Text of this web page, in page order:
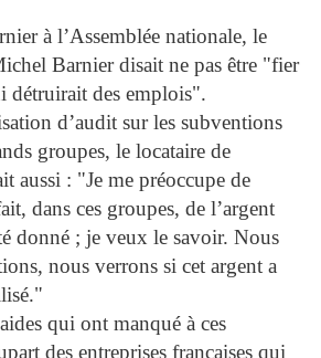
à l’Assemblée nationale, le
Barnier disait ne pas être "fier
détruirait des emplois".
d’audit sur les subventions
groupes, le locataire de
aussi : "Je me préoccupe de
dans ces groupes, de l’argent
donné ; je veux le savoir. Nous
nous verrons si cet argent a
qui ont manqué à ces
des entreprises françaises qui